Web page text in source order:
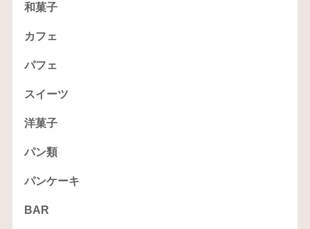
和菓子
カフェ
パフェ
スイーツ
洋菓子
パン類
パンケーキ
BAR